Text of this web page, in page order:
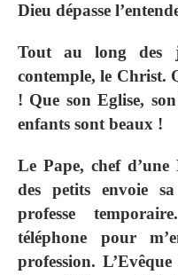
Dieu dépasse
Tout au long des
contemple, le Christ.
! Que son Eglise,
enfants sont beaux !
Le Pape, chef d’une
des petits envoie
professe
téléphone pour
profession.